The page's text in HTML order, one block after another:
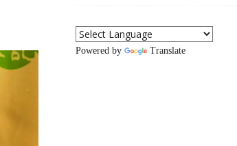
Powered by Translate